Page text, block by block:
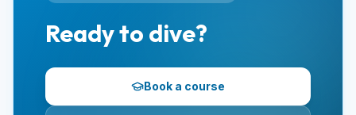
Ready to dive?
Book a course